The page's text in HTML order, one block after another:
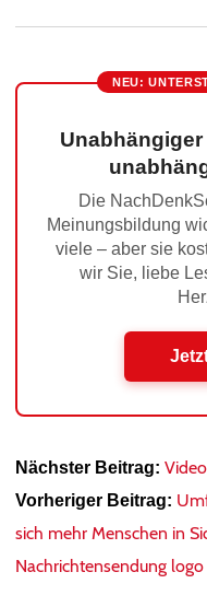
NEU:
Die
Meinungsbildung
viele – aber sie
wir Sie, liebe
Nächster Beitrag:
Vorheriger Beitrag:
sich mehr Menschen in
Nachrichtensendung